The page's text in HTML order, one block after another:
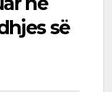
së